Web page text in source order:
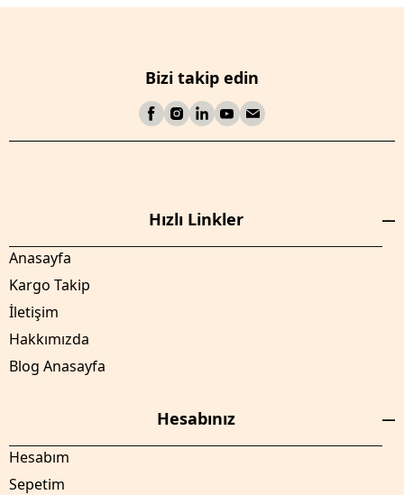
Bizi takip edin
Hızlı Linkler
Anasayfa
Kargo Takip
İletişim
Hakkımızda
Blog Anasayfa
Hesabınız
Hesabım
Sepetim